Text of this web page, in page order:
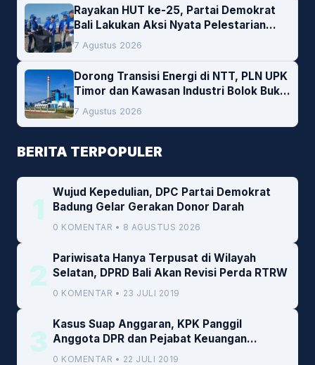
Rayakan HUT ke-25, Partai Demokrat
Bali Lakukan Aksi Nyata Pelestarian
Lingkungan
7 Agustus 2026
Dorong Transisi Energi di NTT, PLN UPK
Timor dan Kawasan Industri Bolok Buka
Peluang Investasi Woodchip untuk
Cofiring PLTU Bolok
7 Agustus 2026
BERITA TERPOPULER
1
Wujud Kepedulian, DPC Partai Demokrat
Badung Gelar Gerakan Donor Darah
0 KOMENTAR • 8 AGUSTUS 2026
2
Pariwisata Hanya Terpusat di Wilayah
Selatan, DPRD Bali Akan Revisi Perda RTRW
0 KOMENTAR • 23 JULI 2019
3
Kasus Suap Anggaran, KPK Panggil
Anggota DPR dan Pejabat Keuangan
Kemenkeu
0 KOMENTAR • 22 JULI 2019